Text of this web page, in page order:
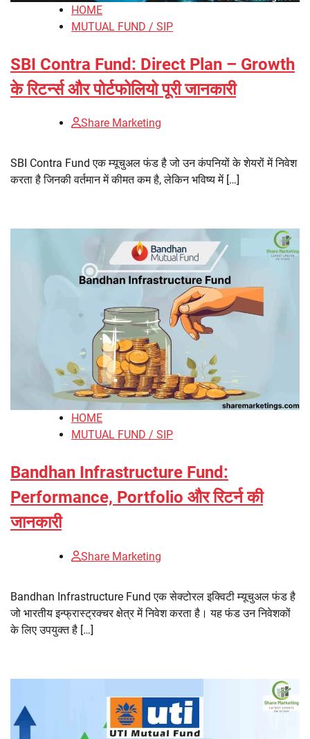
HOME
MUTUAL FUND / SIP
SBI Contra Fund: Direct Plan – Growth
के रिटर्न्स और पोर्टफोलियो पूरी जानकारी
Share Marketing
SBI Contra Fund एक म्यूचुअल फंड है जो उन कंपनियों के शेयरों में निवेश
करता है जिनकी वर्तमान में कीमत कम है, लेकिन भविष्य में […]
HOME
MUTUAL FUND / SIP
Bandhan Infrastructure Fund:
Performance, Portfolio और रिटर्न की
जानकारी
Share Marketing
Bandhan Infrastructure Fund एक सेक्टोरल इक्विटी म्यूचुअल फंड है
जो भारतीय इन्फ्रास्ट्रक्चर क्षेत्र में निवेश करता है। यह फंड उन निवेशकों
के लिए उपयुक्त है […]